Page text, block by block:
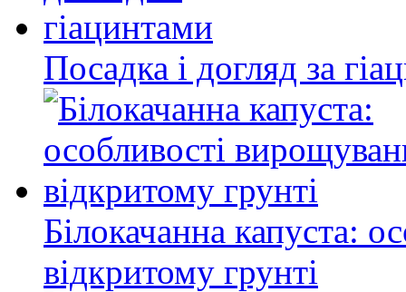
Посадка і догляд за
Білокачанна капуста:
відкритому грунті